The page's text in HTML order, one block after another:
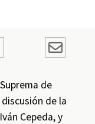
de
de la
Cepeda, y